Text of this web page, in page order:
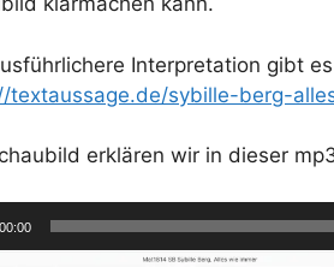
Interpretation gibt
textaussage.de/sybille-berg-
erklären wir in dieser
00:00